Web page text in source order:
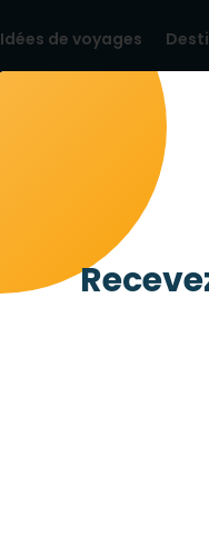
Idées de voyages
GUIDES DE
Top
02 FÉVR. 2023
Envie de plage, de
toute sérénité avec
L'association